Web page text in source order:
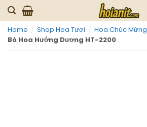
Skip
to
content
Home / Shop Hoa Tươi / Hoa Chúc Mừng
Bó Hoa Hướng Dương HT-2200